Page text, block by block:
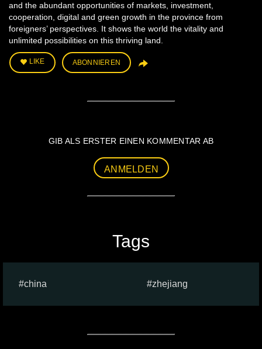
and the abundant opportunities of markets, investment,
cooperation, digital and green growth in the province from
foreigners’ perspectives. It shows the world the vitality and
unlimited possibilities on this thriving land.
LIKE ABONNIEREN
GIB ALS ERSTER EINEN KOMMENTAR AB
ANMELDEN
Tags
china zhejiang